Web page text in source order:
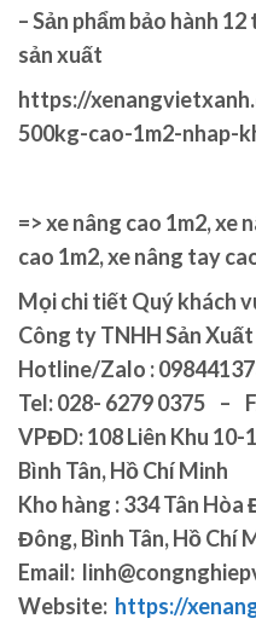
– Sản phẩm bảo hành
sản xuất
https://
500kg-cao-1m2-nhap-
=> xe nâng cao 1m2, xe
cao 1m2, xe nâng tay
Mọi chi tiết Quý khách
Công ty TNHH Sản
Hotline/Zalo :
Tel:028- 6279 0375 –
VPĐD:108 Liên Khu
Bình Tân, Hồ Chí Minh
Kho hàng :334 Tân
Đông, Bình Tân, Hồ Chí
Email:
Website: https://